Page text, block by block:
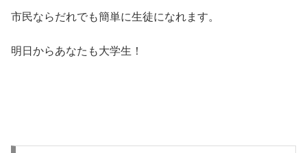
市民ならだれでも簡単に生徒になれます。
明日からあなたも大学生！